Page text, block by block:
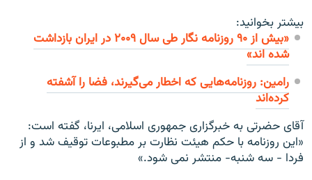
بیشتر بخوانید:
«بيش از ۹۰ روزنامه نگار طى سال ۲۰۰۹ در ایران بازداشت
شده اند»
رامین: روزنامه‌هایی که اخطار می‌گیرند، فضا را آشفته
کرده‌اند
آقاى حضرتى به خبرگزارى جمهورى اسلامى، ايرنا، گفته است:
«اين روزنامه با حكم هيئت نظارت بر مطبوعات توقيف شد و از
فردا - سه شنبه- منتشر نمى ‌شود.»